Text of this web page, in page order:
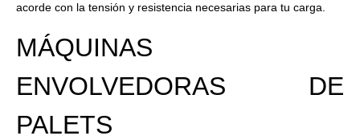
acorde con la tensión y resistencia necesarias para tu carga.
MÁQUINAS
ENVOLVEDORAS DE
PALETS